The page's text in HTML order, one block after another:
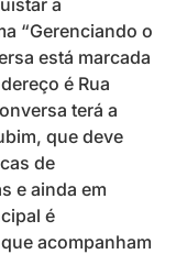
“Gerenciando o
está marcada
é Rua
terá a
que deve
de
e ainda em
é
acompanham